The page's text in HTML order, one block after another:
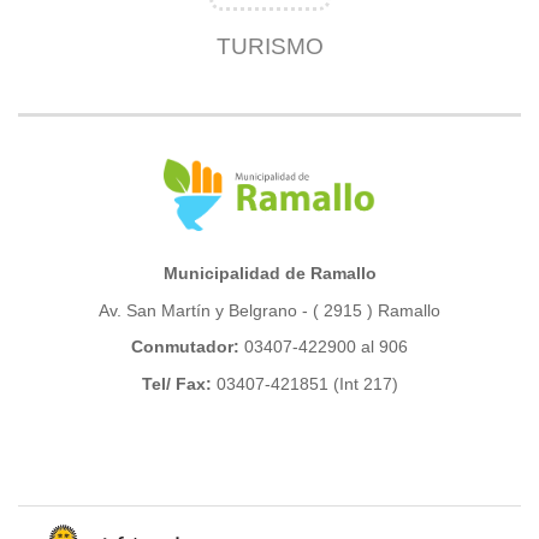
TURISMO
Municipalidad de Ramallo
Av. San Martín y Belgrano - ( 2915 ) Ramallo
Conmutador: 03407-422900 al 906
Tel/ Fax: 03407-421851 (Int 217)